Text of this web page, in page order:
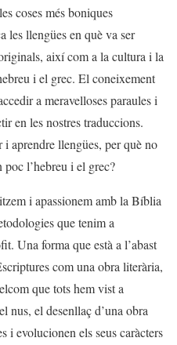
coses més boniques
les llengües en què va ser
així com a la cultura i la
i el grec. El coneixement
a meravelloses paraules i
en les nostres traduccions.
aprendre llengües, per què no
poc l’hebreu i el grec?
i apassionem amb la Bíblia
que tenim a
Una forma que està a l’abast
com una obra literària,
que tots hem vist a
nus, el desenllaç d’una obra
i evolucionen els seus caràcters